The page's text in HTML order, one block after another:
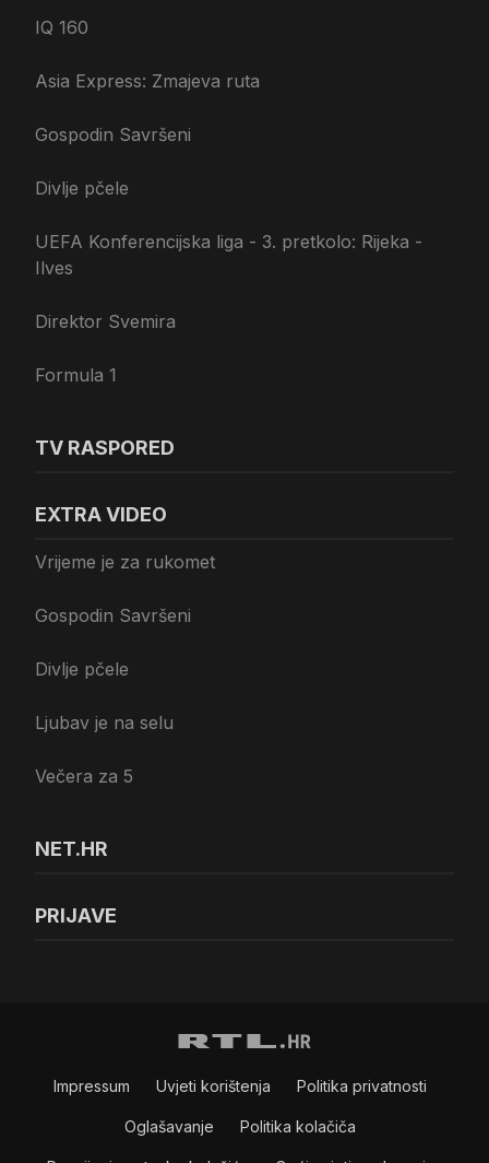
IQ 160
Asia Express: Zmajeva ruta
Gospodin Savršeni
Divlje pčele
UEFA Konferencijska liga - 3. pretkolo: Rijeka -
Ilves
Direktor Svemira
Formula 1
TV RASPORED
EXTRA VIDEO
Vrijeme je za rukomet
Gospodin Savršeni
Divlje pčele
Ljubav je na selu
Večera za 5
NET.HR
PRIJAVE
Impressum Uvjeti korištenja Politika privatnosti
Oglašavanje Politika kolačiča